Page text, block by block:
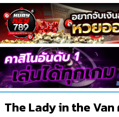
The Lady in the